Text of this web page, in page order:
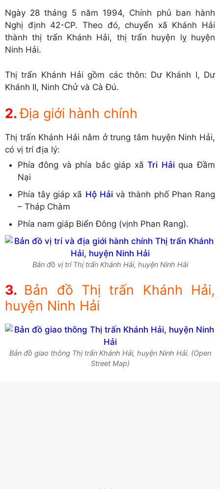
Ngày 28 tháng 5 năm 1994, Chính phủ ban hành
Nghị định 42-CP. Theo đó, chuyển xã Khánh Hải
thành thị trấn Khánh Hải, thị trấn huyện lỵ huyện
Ninh Hải.
Thị trấn Khánh Hải gồm các thôn: Dư Khánh I, Dư
Khánh II, Ninh Chử và Cà Đú.
Địa giới hành chính
Thị trấn Khánh Hải nằm ở trung tâm huyện Ninh Hải,
có vị trí địa lý:
Phía đông và phía bắc giáp xãTri Hảiqua Đầm
Nại
Phía tây giáp xã Hộ Hảivà thành phố Phan Rang
– Tháp Chàm
Phía nam giáp Biển Đông (vịnh Phan Rang).
Bản đồ vị trí Thị trấn Khánh Hải, huyện Ninh Hải
Bản đồ Thị trấn Khánh Hải,
huyện Ninh Hải
Bản đồ giao thông Thị trấn Khánh Hải, huyện Ninh Hải. (Open
Street Map)